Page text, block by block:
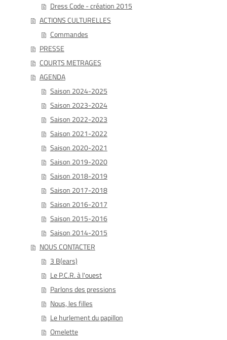
Dress Code - création 2015
ACTIONS CULTURELLES
Commandes
PRESSE
COURTS METRAGES
AGENDA
Saison 2024-2025
Saison 2023-2024
Saison 2022-2023
Saison 2021-2022
Saison 2020-2021
Saison 2019-2020
Saison 2018-2019
Saison 2017-2018
Saison 2016-2017
Saison 2015-2016
Saison 2014-2015
NOUS CONTACTER
3 B(ears)
Le P.C.R. à l'ouest
Parlons des pressions
Nous, les filles
Le hurlement du papillon
Omelette